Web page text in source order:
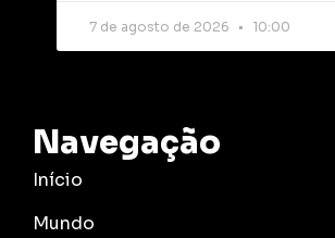
7 de agosto de 2026 10:00
Navegação
Início
Mundo